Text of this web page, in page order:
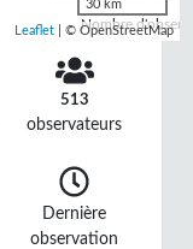
Nombre
30 km
Leaflet | © OpenStreetMap
513
observateurs
Dernière
observation